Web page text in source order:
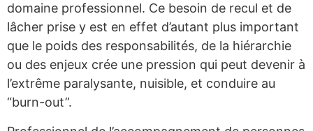
domaine professionnel. Ce besoin de recul et de
lâcher prise y est en effet d’autant plus important
que le poids des responsabilités, de la hiérarchie
ou des enjeux crée une pression qui peut devenir à
l’extrême paralysante, nuisible, et conduire au
“burn-out”.